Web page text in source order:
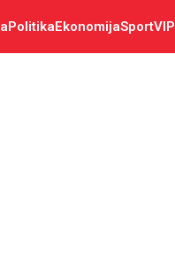
PolitikaEkonomijaSportVIP